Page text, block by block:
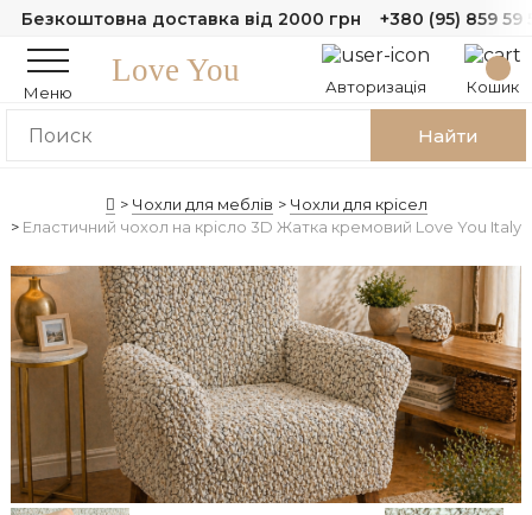
Безкоштовна доставка від 2000 грн +380 (95) 859 59
Меню
Love You Авторизація Кошик
Найти
Чохли для меблів
Чохли для крісел
Еластичний чохол на крісло 3D Жатка кремовий Love You Italy